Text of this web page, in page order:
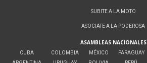
SUBITE A LA MOTO
ASOCIATE A LA PODEROSA
ASAMBLEAS NACIONALES
CUBA
COLOMBIA
MÉXICO
PARAGUAY